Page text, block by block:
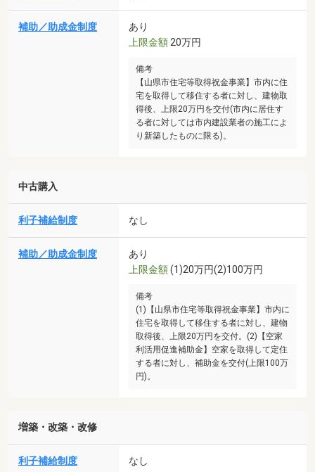
補助／助成金制度
あり
上限金額 20万円
備考
【山県市住宅等取得祝金事業】市内に住
宅を取得して移住する者に対し、建物取
得後、上限20万円を交付(市内に居住す
る者に対しては市内建設業者の施工によ
り新築したものに限る)。
中古購入
利子補給制度 なし
補助／助成金制度
あり
上限金額(1)20万円(2)100万円
備考
(1)【山県市住宅等取得祝金事業】市内に
住宅を取得して移住する者に対し、建物
取得後、上限20万円を交付。(2)【空家
利活用促進補助金】空家を取得して定住
する者に対し、補助金を交付(上限100万
円)。
増築・改築・改修
利子補給制度 なし